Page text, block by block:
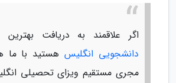
اگر علاقمند به دریافت
دانشجویی انگلیسهستید با ما
مجری مستقیم ویزای تحصیلی